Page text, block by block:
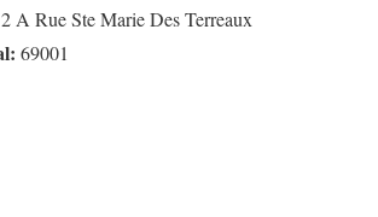
2 A Rue Ste Marie Des Terreaux
69001